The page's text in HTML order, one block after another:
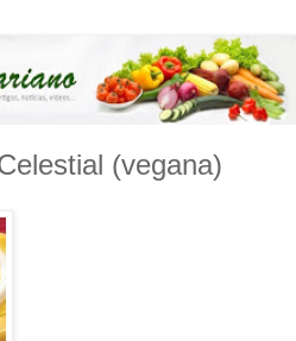
(vegana)